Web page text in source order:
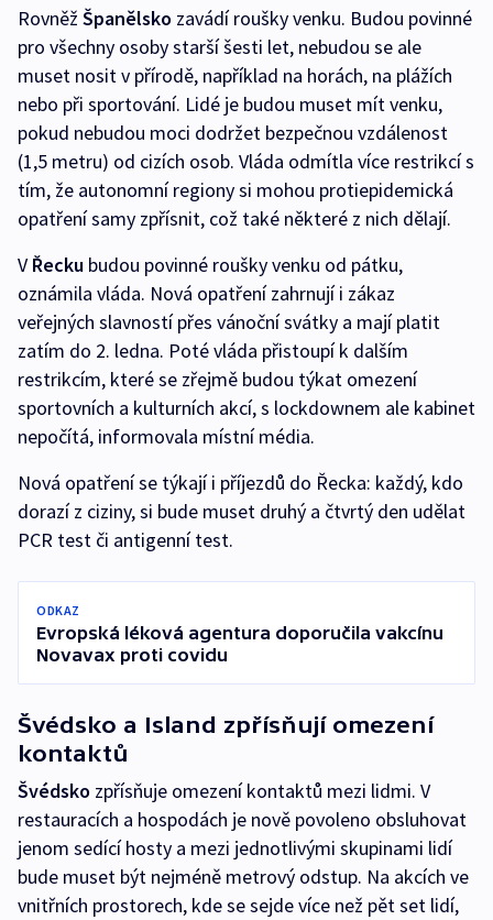
Rovněž Španělsko zavádí roušky venku. Budou povinné
pro všechny osoby starší šesti let, nebudou se ale
muset nosit v přírodě, například na horách, na plážích
nebo při sportování. Lidé je budou muset mít venku,
pokud nebudou moci dodržet bezpečnou vzdálenost
(1,5 metru) od cizích osob. Vláda odmítla více restrikcí s
tím, že autonomní regiony si mohou protiepidemická
opatření samy zpřísnit, což také některé z nich dělají.
VŘecku budou povinné roušky venku od pátku,
oznámila vláda. Nová opatření zahrnují i zákaz
veřejných slavností přes vánoční svátky a mají platit
zatím do 2. ledna. Poté vláda přistoupí k dalším
restrikcím, které se zřejmě budou týkat omezení
sportovních a kulturních akcí, s lockdownem ale kabinet
nepočítá, informovala místní média.
Nová opatření se týkají i příjezdů do Řecka: každý, kdo
dorazí z ciziny, si bude muset druhý a čtvrtý den udělat
PCR test či antigenní test.
ODKAZ
Evropská léková agentura doporučila vakcínu
Novavax proti covidu
Švédsko a Island zpřísňují omezení
kontaktů
Švédsko zpřísňuje omezení kontaktů mezi lidmi. V
restauracích a hospodách je nově povoleno obsluhovat
jenom sedící hosty a mezi jednotlivými skupinami lidí
bude muset být nejméně metrový odstup. Na akcích ve
vnitřních prostorech, kde se sejde více než pět set lidí,